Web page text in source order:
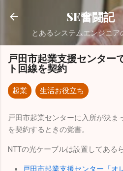
スキップしてメイン
SE奮闘記
とあるシステムエンジニア
戸田市起業支援センター
ト回線を契約
起業 生活お役立ち
戸田市起業センターに入所が決ま
を契約するときの覚書。
NTTの光ケーブルは設置してある
戸田市起業支援センター「オ